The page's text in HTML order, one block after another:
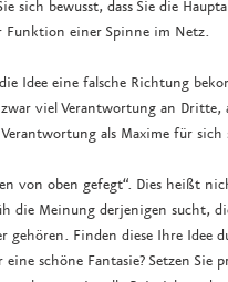
sich bewusst, dass Sie die
Funktion einer Spinne im Netz.
Idee eine falsche Richtung
zwar viel Verantwortung an Dritte,
als Maxime für sich
von oben gefegt“. Dies heißt
die Meinung derjenigen sucht,
gehören. Finden diese Ihre Idee
eine schöne Fantasie? Setzen Sie